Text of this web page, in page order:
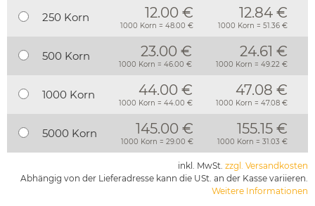
250 Korn 12.00 €
1000 Korn = 48.00 €
12.84 €
1000 Korn = 51.36 €
500 Korn 23.00 €
1000 Korn = 46.00 €
24.61 €
1000 Korn = 49.22 €
1000 Korn 44.00 €
1000 Korn = 44.00 €
47.08 €
1000 Korn = 47.08 €
5000 Korn 145.00 €
1000 Korn = 29.00 €
155.15 €
1000 Korn = 31.03 €
inkl. MwSt. zzgl. Versandkosten
Abhängig von der Lieferadresse kann die USt. an der Kasse variieren.
Weitere Informationen